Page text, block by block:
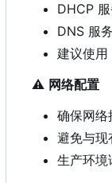
DHCP
DNS 服
建议使
⚠️ 网络配置
确保网络
避免与
生产环境